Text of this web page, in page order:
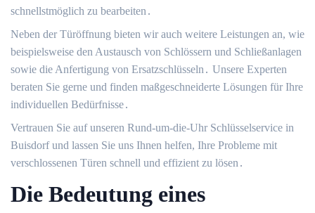
schnellstmöglich zu bearbeiten․
Neben der Türöffnung bieten wir auch weitere Leistungen an, wie
beispielsweise den Austausch von Schlössern und Schließanlagen
sowie die Anfertigung von Ersatzschlüsseln․ Unsere Experten
beraten Sie gerne und finden maßgeschneiderte Lösungen für Ihre
individuellen Bedürfnisse․
Vertrauen Sie auf unseren Rund-um-die-Uhr Schlüsselservice in
Buisdorf und lassen Sie uns Ihnen helfen, Ihre Probleme mit
verschlossenen Türen schnell und effizient zu lösen․
Die Bedeutung eines